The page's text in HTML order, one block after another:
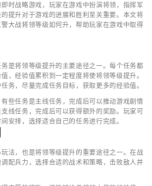
时战略游戏，玩家在游戏中扮演将领，指挥军
提升对于游戏的进展和胜利至关重要。本文将
大战将领等级如何升，帮助玩家在游戏中取得
是将领等级提升的主要途径之一。每个任务都
，经验值累积到一定程度将使将领等级提升。
务，尽量完成任务目标，获取更多的经验值。
些任务是主线任务，完成后可以推动游戏剧情
线任务，完成后可以获得额外的奖励。玩家可
安排，选择适合自己的任务进行完成。
法，也是将领等级提升的重要途径之一。在战
配兵力，选择合适的战术和策略，击败敌人并